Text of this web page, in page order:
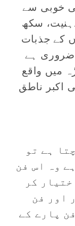
خوبی سے
سکھ
کے جذبات
ضروری ہے
میں واقع
اکبر ناطق
ہے تو
وہ اس فن
کر
اور فن
پارے کے